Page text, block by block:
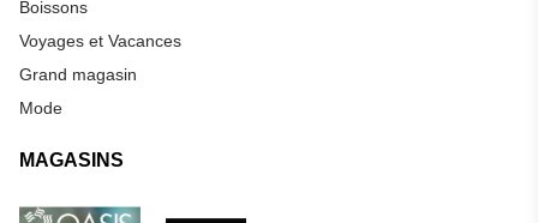
Boissons
Voyages et Vacances
Grand magasin
Mode
MAGASINS